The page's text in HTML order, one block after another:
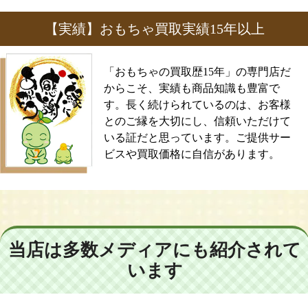
【実績】おもちゃ買取実績15年以上
「おもちゃの買取歴15年」の専門店だ
からこそ、実績も商品知識も豊富で
す。長く続けられているのは、お客様
とのご縁を大切にし、信頼いただけて
いる証だと思っています。ご提供サー
ビスや買取価格に自信があります。
当店は多数メディアにも紹介されて
います